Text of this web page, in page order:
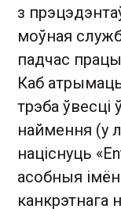
з
моўная
падчас
Каб
трэба ўвесці
наймення (у
націснуць
асобныя
канкрэтнага